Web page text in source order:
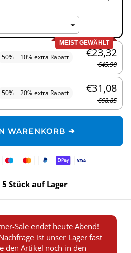
MEIST GEWÄHLT
50% + 10% extra Rabatt €23,32
€45,90
50% + 20% extra Rabatt €31,08
€68,85
WARENKORB ➔
5 Stück auf Lager
Sale endet heute Abend!
ist unser Lager fast
den Artikel noch in den